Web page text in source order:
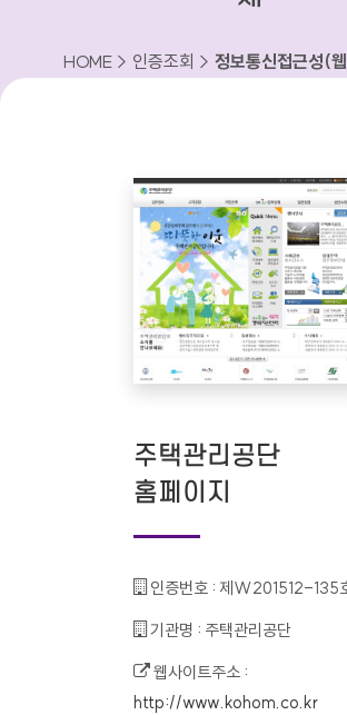
HOME > 인증조회 > 정보통신접근성(
주택관리공단
홈페이지
인증번호 : 제W201512-135
기관명 : 주택관리공단
웹사이트주소 :
http://www.kohom.co.kr